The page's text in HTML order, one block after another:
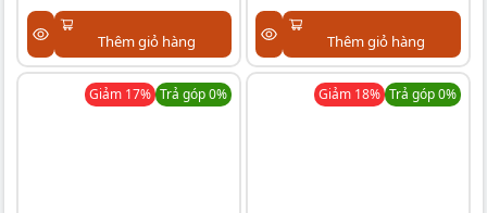
Thêm giỏ hàng Thêm giỏ hàng
Giảm 17% Trả góp 0% Giảm 18% Trả góp 0%